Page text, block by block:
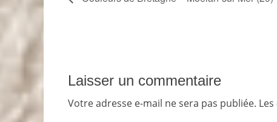
Laisser un commentaire
Votre adresse e-mail ne sera pas publiée.